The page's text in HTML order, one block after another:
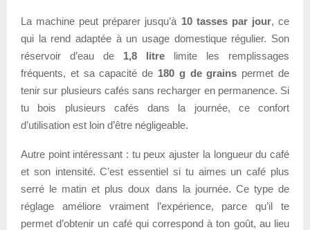
La machine peut préparer jusqu’à 10 tasses par jour, ce
qui la rend adaptée à un usage domestique régulier. Son
réservoir d’eau de 1,8 litre limite les remplissages
fréquents, et sa capacité de 180 g de grains permet de
tenir sur plusieurs cafés sans recharger en permanence. Si
tu bois plusieurs cafés dans la journée, ce confort
d’utilisation est loin d’être négligeable.
Autre point intéressant : tu peux ajuster la longueur du café
et son intensité. C’est essentiel si tu aimes un café plus
serré le matin et plus doux dans la journée. Ce type de
réglage améliore vraiment l’expérience, parce qu’il te
permet d’obtenir un café qui correspond à ton goût, au lieu